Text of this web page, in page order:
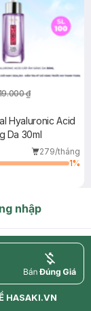
₫
Hyaluronic Acid
Da 30ml
279/tháng
1%
nhập
price
HASAKI.VN